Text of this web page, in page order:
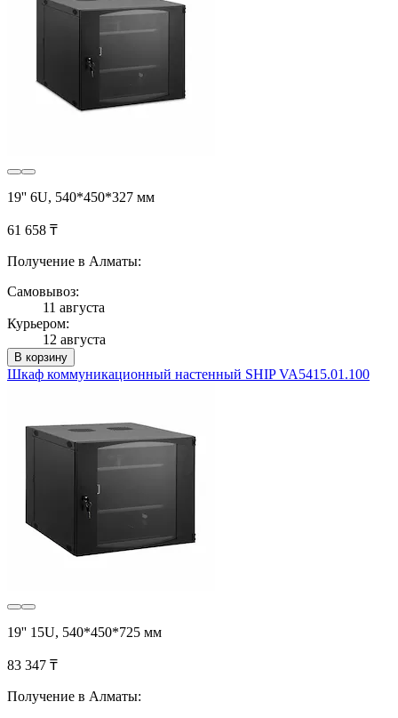
19'' 6U, 540*450*327 мм
61 658 ₸
Получение в Алматы:
Самовывоз:
11 августа
Курьером:
12 августа
В корзину
Шкаф коммуникационный настенный SHIP VA5415.01.100
19'' 15U, 540*450*725 мм
83 347 ₸
Получение в Алматы: